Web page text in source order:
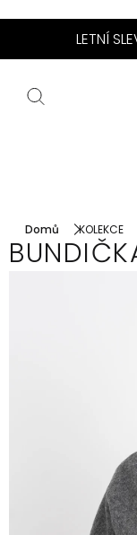
obsah
LETNÍ
Domů KOLEKCE